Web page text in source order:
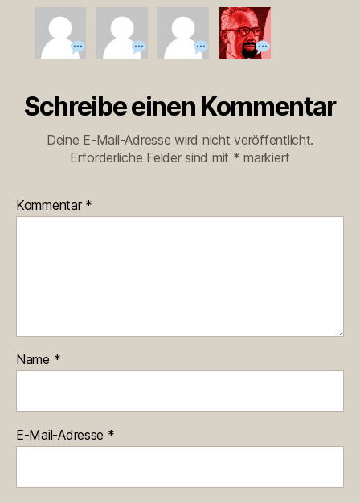
Schreibe einen Kommentar
Deine E-Mail-Adresse wird nicht veröffentlicht.
Erforderliche Felder sind mit * markiert
Kommentar *
Name *
E-Mail-Adresse *